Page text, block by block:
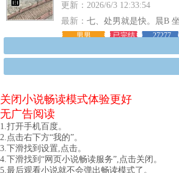
更新：2026/6/3 12:33:54
最新： 七、处男就是快。晨B
男男 已完结
27277
关闭小说畅读模式体验更好
无广告阅读
1.打开手机百度。
2.点击右下方“我的”。
3.下滑找到设置,点击。
4.下滑找到“网页小说畅读服务”,点击关闭。
5.最后观看小说就不会弹出畅读模式了。